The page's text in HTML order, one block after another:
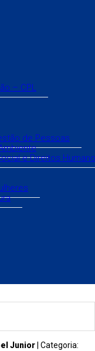
– CPL
de Pessoas
e Direitos
Junior | Categoria: